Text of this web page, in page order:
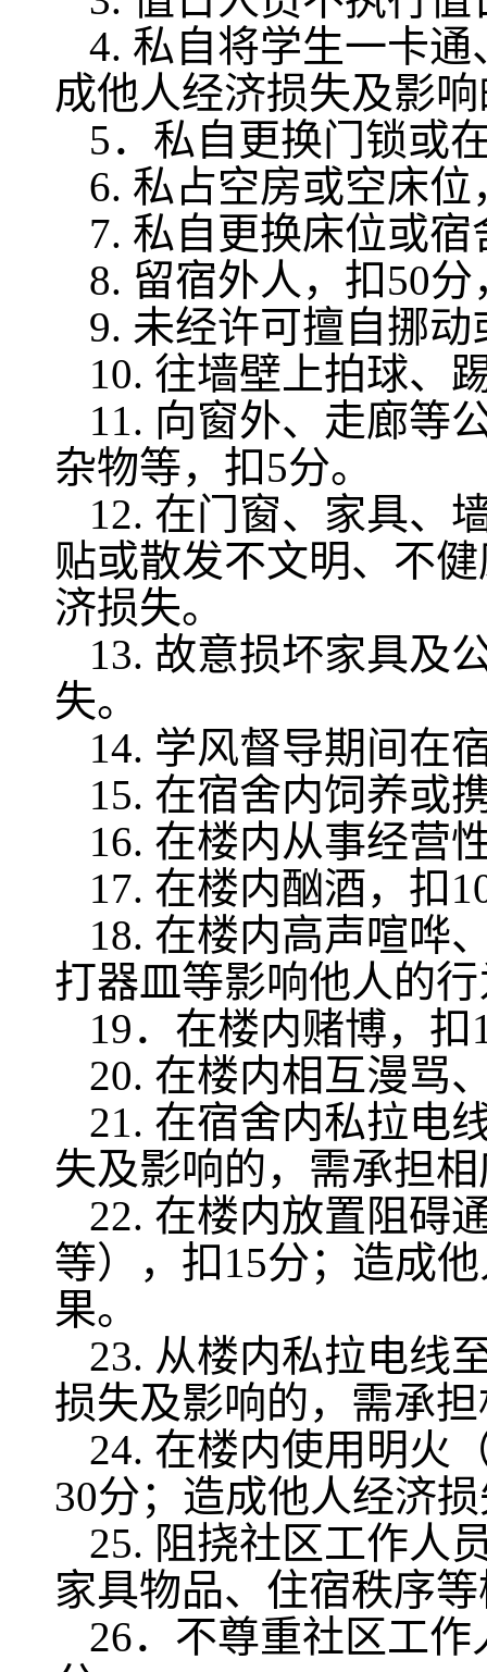
4. 私自将学生一卡
成他人经济损失及影
5．私自更换门锁或
6. 私占空房或空床位
7. 私自更换床位或宿
8. 留宿外人，扣 50分
9. 未经许可擅自挪
10. 往墙壁上拍球、
11. 向窗外、走廊等
杂物等，扣 5分。
12. 在门窗、家具、
贴或散发不文明、不
济损失。
13. 故意损坏家具及
失。
14. 学风督导期间在
15. 在宿舍内饲养或
16. 在楼内从事经营
17. 在楼内酗酒，扣
18. 在楼内高声喧哗
打器皿等影响他人的
19．在楼内赌博，扣
20. 在楼内相互漫骂
21. 在宿舍内私拉电
失及影响的，需承担
22. 在楼内放置阻碍
等），扣 15分；造成
果。
23. 从楼内私拉电线
损失及影响的，需承
24. 在楼内使用明火
30分；造成他人经济
25. 阻挠社区工作人
家具物品、住宿秩序
26．不尊重社区工